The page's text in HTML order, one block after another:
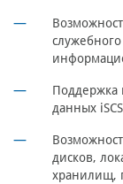
Поддержка
данных
дисков,
хранилищ,